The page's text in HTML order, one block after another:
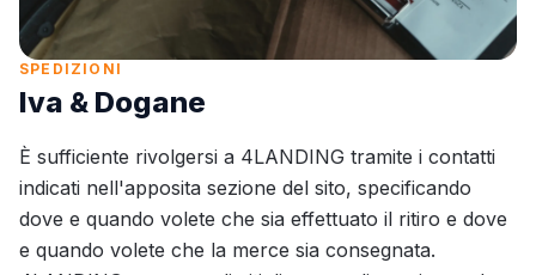
SPEDIZIONI
Iva & Dogane
È sufficiente rivolgersi a 4LANDING tramite i contatti
indicati nell'apposita sezione del sito, specificando
dove e quando volete che sia effettuato il ritiro e dove
e quando volete che la merce sia consegnata.